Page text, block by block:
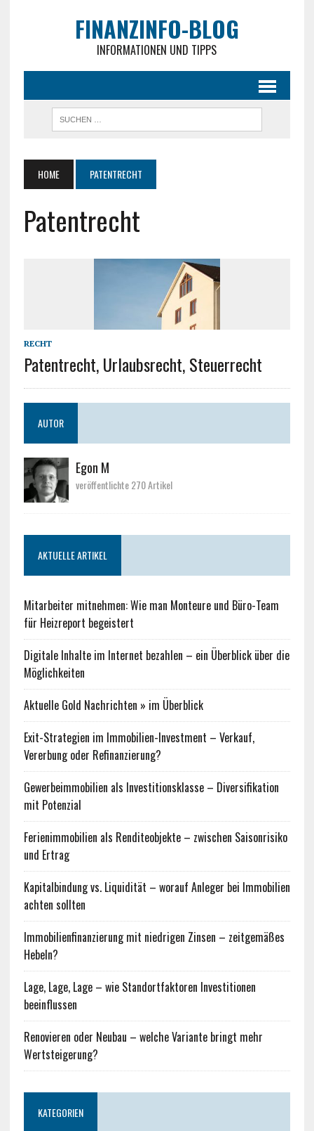
FINANZINFO-BLOG
INFORMATIONEN UND TIPPS
HOME PATENTRECHT
Patentrecht
RECHT
Patentrecht, Urlaubsrecht, Steuerrecht
AUTOR
Egon M
veröffentlichte 270 Artikel
AKTUELLE ARTIKEL
Mitarbeiter mitnehmen: Wie man Monteure und Büro-Team
für Heizreport begeistert
Digitale Inhalte im Internet bezahlen – ein Überblick über die
Möglichkeiten
Aktuelle Gold Nachrichten » im Überblick
Exit-Strategien im Immobilien-Investment – Verkauf,
Vererbung oder Refinanzierung?
Gewerbeimmobilien als Investitionsklasse – Diversifikation
mit Potenzial
Ferienimmobilien als Renditeobjekte – zwischen Saisonrisiko
und Ertrag
Kapitalbindung vs. Liquidität – worauf Anleger bei Immobilien
achten sollten
Immobilienfinanzierung mit niedrigen Zinsen – zeitgemäßes
Hebeln?
Lage, Lage, Lage – wie Standortfaktoren Investitionen
beeinflussen
Renovieren oder Neubau – welche Variante bringt mehr
Wertsteigerung?
KATEGORIEN